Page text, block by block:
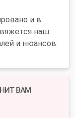
и в
наш
и нюансов.
ВАМ